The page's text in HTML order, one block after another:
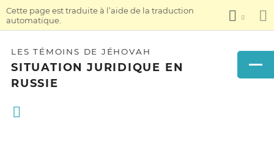
Cette page est traduite à l’aide de la traduction
automatique.
LES TÉMOINS DE JÉHOVAH
SITUATION JURIDIQUE EN
RUSSIE